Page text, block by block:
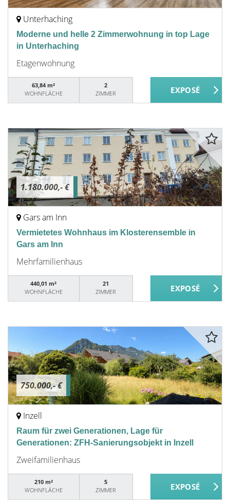
Unterhaching
Moderne und helle 2 Zimmerwohnung in top Lage
in Unterhaching
Etagenwohnung
63,84 m²
WOHNFLÄCHE
2
ZIMMER
1.180.000,- €
Gars am Inn
Vermietetes Wohnhaus im Klosterensemble in
Gars am Inn
Mehrfamilienhaus
440,01 m²
WOHNFLÄCHE
21
ZIMMER
750.000,- €
Inzell
Raum für zwei Generationen, Lage für
Generationen: ZFH-Sanierungsobjekt in Inzell
Zweifamilienhaus
210 m²
WOHNFLÄCHE
5
ZIMMER